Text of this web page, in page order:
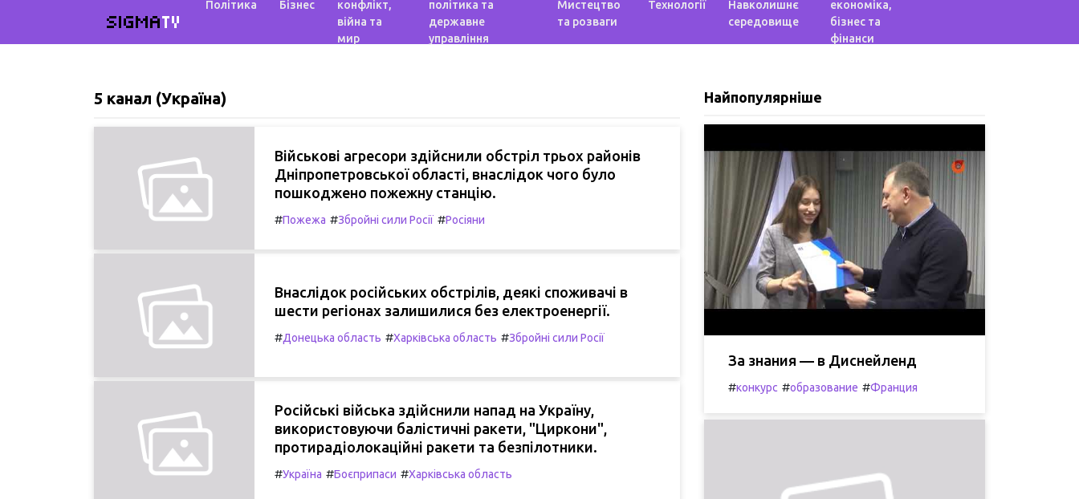
SIGMATV
Політика Бізнес
конфлікт,
війна та
мир
політика та
державне
управління
Мистецтво
та розваги
Технології
Навколишнє
середовище
економіка,
бізнес та
фінанси
5 канал (Україна)
Військові агресори здійснили обстріл трьох районів
Дніпропетровської області, внаслідок чого було
пошкоджено пожежну станцію.
#Пожежа #Збройні сили Росії #Росіяни
Внаслідок російських обстрілів, деякі споживачі в
шести регіонах залишилися без електроенергії.
#Донецька область #Харківська область #Збройні сили Росії
Російські війська здійснили напад на Україну,
використовуючи балістичні ракети, "Циркони",
протирадіолокаційні ракети та безпілотники.
#Україна #Боєприпаси #Харківська область
Найпопулярніше
За знания — в Диснейленд
#конкурс #образование #Франция